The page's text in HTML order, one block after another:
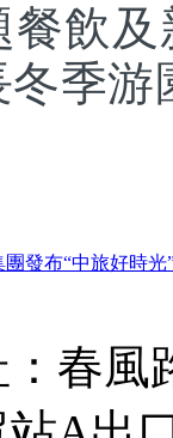
餐飲
季游
春風